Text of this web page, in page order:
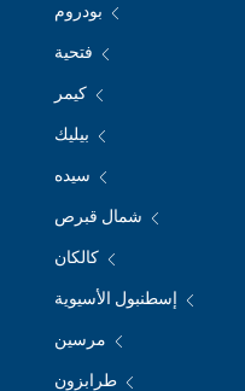
بودروم
فتحية
كيمر
بيليك
سيده
شمال قبرص
كالكان
إسطنبول الأسيوية
مرسين
طرابزون